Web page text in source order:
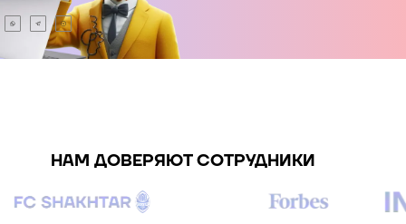
+420
НАМ ДОВЕРЯЮТ СОТРУДНИКИ